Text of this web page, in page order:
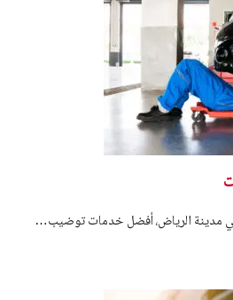
مدينة الرياض، أفضل خدمات توضيب…